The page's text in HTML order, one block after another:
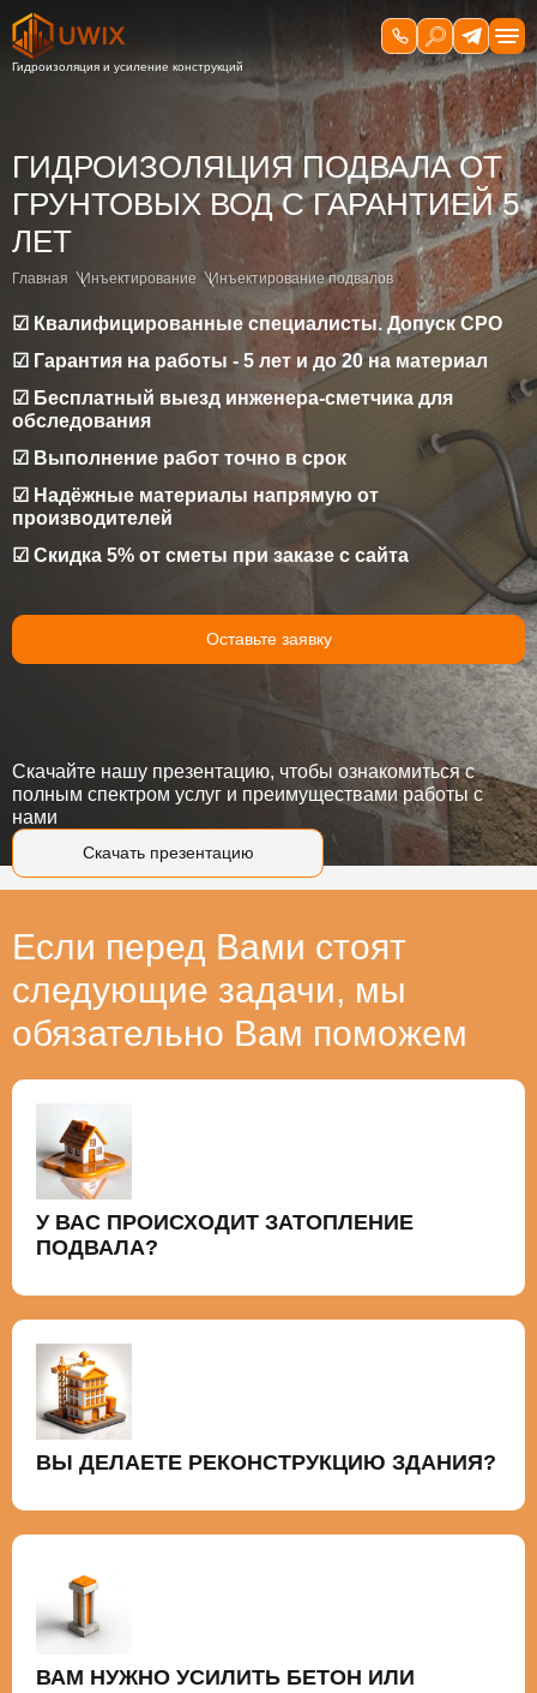
ГИДРОИЗОЛЯЦИЯ ПОДВАЛА ОТ
ГРУНТОВЫХ ВОД C ГАРАНТИЕЙ 5
ЛЕТ
Главная Инъектирование Инъектирование подвалов
☑ Квалифицированные специалисты. Допуск СРО
☑ Гарантия на работы - 5 лет и до 20 на материал
☑ Бесплатный выезд инженера-сметчика для
обследования
☑ Выполнение работ точно в срок
☑ Надёжные материалы напрямую от
производителей
☑ Скидка 5% от сметы при заказе с сайта
Оставьте заявку
Скачать презентацию
Скачайте нашу презентацию, чтобы ознакомиться с
полным спектром услуг и преимуществами работы с
нами
Если перед Вами стоят
следующие задачи, мы
обязательно Вам поможем
У ВАС ПРОИСХОДИТ ЗАТОПЛЕНИЕ
ПОДВАЛА?
ВЫ ДЕЛАЕТЕ РЕКОНСТРУКЦИЮ ЗДАНИЯ?
ВАМ НУЖНО УСИЛИТЬ БЕТОН ИЛИ